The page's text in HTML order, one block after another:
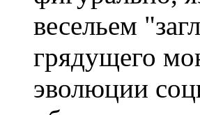
весельем
грядущего
эволюции